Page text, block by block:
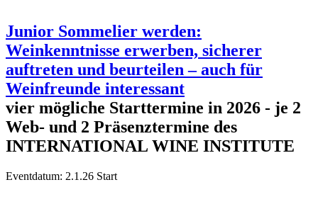
Junior Sommelier werden:
Weinkenntnisse erwerben, sicherer
auftreten und beurteilen – auch für
Weinfreunde interessant
vier mögliche Starttermine in 2026 - je 2
Web- und 2 Präsenztermine des
INTERNATIONAL WINE INSTITUTE
Eventdatum: 2.1.26 Start